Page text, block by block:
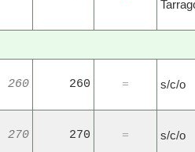
260 260 = s/c/o
270 270 = s/c/o